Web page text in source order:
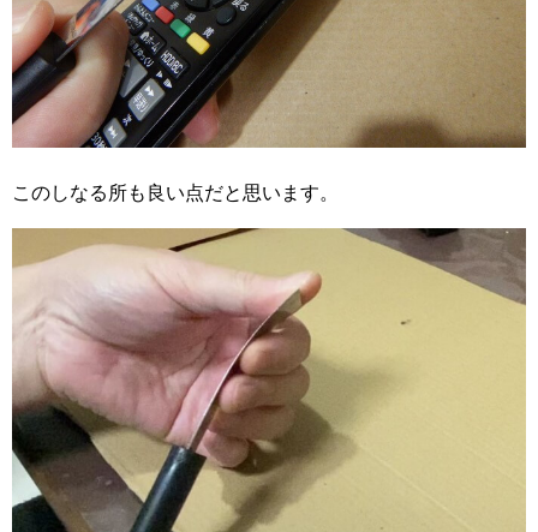
このしなる所も良い点だと思います。